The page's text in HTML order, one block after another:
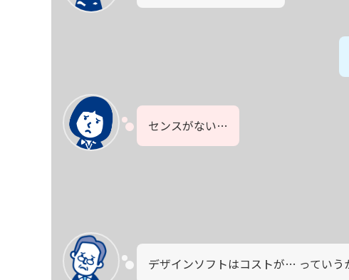
センスがない…
デザインソフトはコストが… ってい